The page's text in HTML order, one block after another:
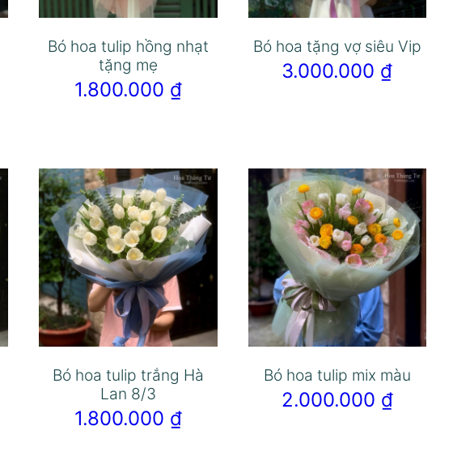
Bó hoa tulip hồng nhạt
tặng mẹ
1.800.000 ₫
Bó hoa tặng vợ siêu Vip
3.000.000 ₫
Bó hoa tulip trắng Hà
Lan 8/3
1.800.000 ₫
Bó hoa tulip mix màu
2.000.000 ₫